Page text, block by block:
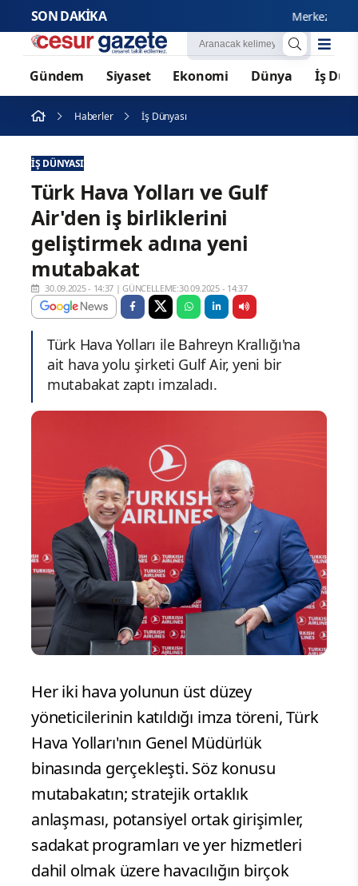
SON DAKİKA Merkezi
Gündem Siyaset Ekonomi Dünya İş
Haberler İş Dünyası
İŞ DÜNYASI
Türk Hava Yolları ve Gulf
Air'den iş birliklerini
geliştirmek adına yeni
mutabakat
30.09.2025 - 14:37 |GÜNCELLEME:30.09.2025 - 14:37
Türk Hava Yolları ile Bahreyn Krallığı'na
ait hava yolu şirketi Gulf Air, yeni bir
mutabakat zaptı imzaladı.
Her iki hava yolunun üst düzey
yöneticilerinin katıldığı imza töreni, Türk
Hava Yolları'nın Genel Müdürlük
binasında gerçekleşti. Söz konusu
mutabakatın; stratejik ortaklık
anlaşması, potansiyel ortak girişimler,
sadakat programları ve yer hizmetleri
dahil olmak üzere havacılığın birçok